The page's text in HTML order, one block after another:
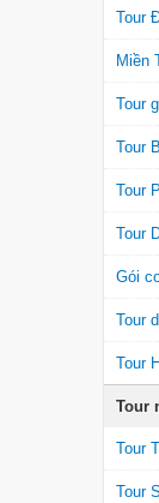
Tour
Miền
Tour
Tour
Tour
Tour
Gói
Tour
Tour
Tour
Tour
Tour